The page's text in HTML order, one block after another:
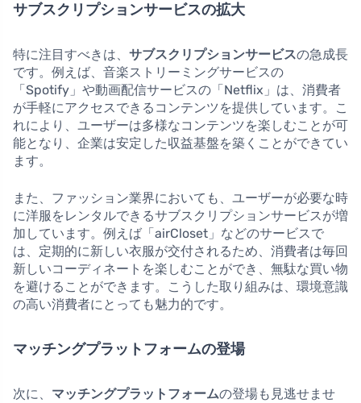
サブスクリプションサービスの拡大
特に注目すべきは、 サブスクリプションサービスの急成長
です。例えば、音楽ストリーミングサービスの
「Spotify」や動画配信サービスの「Netflix」は、消費者
が手軽にアクセスできるコンテンツを提供しています。こ
れにより、ユーザーは多様なコンテンツを楽しむことが可
能となり、企業は安定した収益基盤を築くことができてい
ます。
また、ファッション業界においても、ユーザーが必要な時
に洋服をレンタルできるサブスクリプションサービスが増
加しています。例えば「airCloset」などのサービスで
は、定期的に新しい衣服が交付されるため、消費者は毎回
新しいコーディネートを楽しむことができ、無駄な買い物
を避けることができます。こうした取り組みは、環境意識
の高い消費者にとっても魅力的です。
マッチングプラットフォームの登場
次に、 マッチングプラットフォームの登場も見逃せませ